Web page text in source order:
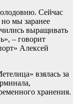
Сейчас
мы заранее
выращивать
– говорит
Алексей
взялась за
хранения.